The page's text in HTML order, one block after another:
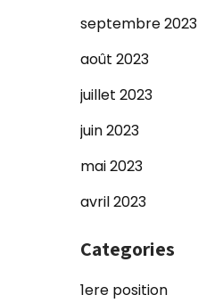
septembre 2023
août 2023
juillet 2023
juin 2023
mai 2023
avril 2023
Categories
1ere position